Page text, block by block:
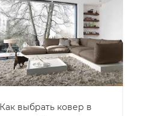
Как выбрать ковер в